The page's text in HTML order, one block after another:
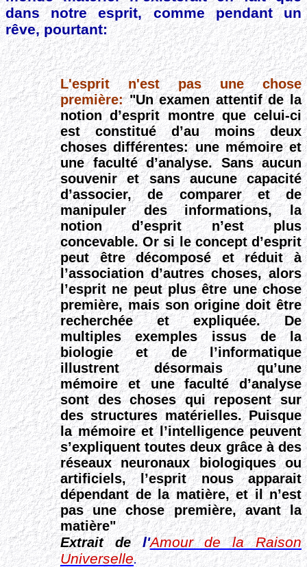
dans notre esprit, comme pendant un
rêve, pourtant:
L'esprit n'est pas une chose
première:"Un examen attentif de la
notion d’esprit montre que celui-ci
est constitué d’au moins deux
choses différentes: une mémoire et
une faculté d’analyse. Sans aucun
souvenir et sans aucune capacité
d’associer, de comparer et de
manipuler des informations, la
notion d’esprit n’est plus
concevable. Or si le concept d’esprit
peut être décomposé et réduit à
l’association d’autres choses, alors
l’esprit ne peut plus être une chose
première, mais son origine doit être
recherchée et expliquée. De
multiples exemples issus de la
biologie et de l’informatique
illustrent désormais qu’une
mémoire et une faculté d’analyse
sont des choses qui reposent sur
des structures matérielles. Puisque
la mémoire et l’intelligence peuvent
s’expliquent toutes deux grâce à des
réseaux neuronaux biologiques ou
artificiels, l’esprit nous apparait
dépendant de la matière, et il n’est
pas une chose première, avant la
matière"
Extrait del'Amour de la Raison
Universelle.